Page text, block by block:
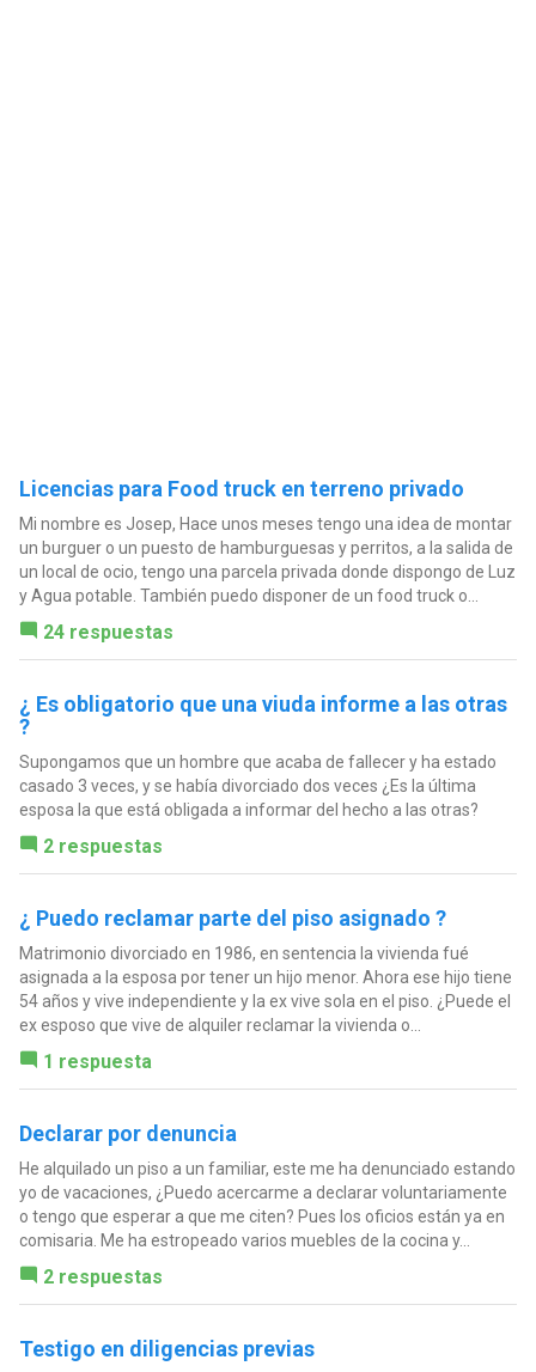
Licencias para Food truck en terreno privado
Mi nombre es Josep, Hace unos meses tengo una idea de montar
un burguer o un puesto de hamburguesas y perritos, a la salida de
un local de ocio, tengo una parcela privada donde dispongo de Luz
y Agua potable. También puedo disponer de un food truck o...
24 respuestas
¿ Es obligatorio que una viuda informe a las otras
?
Supongamos que un hombre que acaba de fallecer y ha estado
casado 3 veces, y se había divorciado dos veces ¿Es la última
esposa la que está obligada a informar del hecho a las otras?
2 respuestas
¿ Puedo reclamar parte del piso asignado ?
Matrimonio divorciado en 1986, en sentencia la vivienda fué
asignada a la esposa por tener un hijo menor. Ahora ese hijo tiene
54 años y vive independiente y la ex vive sola en el piso. ¿Puede el
ex esposo que vive de alquiler reclamar la vivienda o...
1 respuesta
Declarar por denuncia
He alquilado un piso a un familiar, este me ha denunciado estando
yo de vacaciones, ¿Puedo acercarme a declarar voluntariamente
o tengo que esperar a que me citen? Pues los oficios están ya en
comisaria. Me ha estropeado varios muebles de la cocina y...
2 respuestas
Testigo en diligencias previas